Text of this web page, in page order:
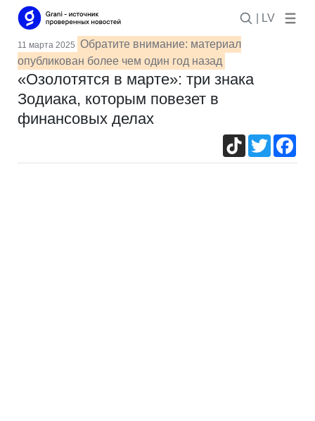
| LV
11 марта 2025 Обратите внимание: материал
опубликован более чем один год назад
«Озолотятся в марте»: три знака
Зодиака, которым повезет в
финансовых делах
TikTokTwitter